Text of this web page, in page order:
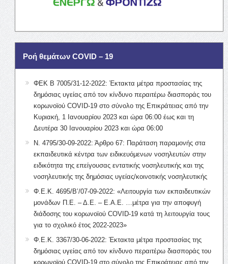
Ροή θεμάτων COVID – 19
ΦΕΚ Β 7005/31-12-2022: Έκτακτα μέτρα προστασίας της
δημόσιας υγείας από τον κίνδυνο περαιτέρω διασποράς του
κορωνοϊού COVID-19 στο σύνολο της Επικράτειας από την
Κυριακή, 1 Ιανουαρίου 2023 και ώρα 06:00 έως και τη
Δευτέρα 30 Ιανουαρίου 2023 και ώρα 06:00
Ν. 4795/30-09-2022: Άρθρο 67: Παράταση παραμονής στα
εκπαιδευτικά κέντρα των ειδικευόμενων νοσηλευτών στην
ειδικότητα της επείγουσας εντατικής νοσηλευτικής και της
νοσηλευτικής της δημόσιας υγείας/κοινοτικής νοσηλευτικής
Φ.Ε.Κ. 4695/Β’/07-09-2022: «Λειτουργία των εκπαιδευτικών
μονάδων Π.Ε. – Δ.Ε. – Ε.Α.Ε. …μέτρα για την αποφυγή
διάδοσης του κορωνοϊού COVID-19 κατά τη λειτουργία τους
για το σχολικό έτος 2022-2023»
Φ.Ε.Κ. 3367/30-06-2022: Έκτακτα μέτρα προστασίας της
δημόσιας υγείας από τον κίνδυνο περαιτέρω διασποράς του
κορωνοϊού COVID-19 στο σύνολο της Επικράτειας από την